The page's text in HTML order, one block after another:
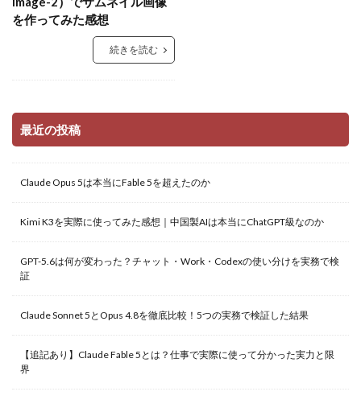
を作ってみた感想
続きを読む
最近の投稿
Claude Opus 5は本当にFable 5を超えたのか
Kimi K3を実際に使ってみた感想｜中国製AIは本当にChatGPT級なのか
GPT-5.6は何が変わった？チャット・Work・Codexの使い分けを実務で検
証
Claude Sonnet 5とOpus 4.8を徹底比較！5つの実務で検証した結果
【追記あり】Claude Fable 5とは？仕事で実際に使って分かった実力と限
界